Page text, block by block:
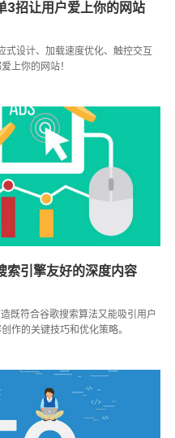
3招让用户爱上你的网站
式设计、加载速度优化、触控交互
上你的网站！
索引擎友好的深度内容
既符合谷歌搜索算法又能吸引用户
作的关键技巧和优化策略。